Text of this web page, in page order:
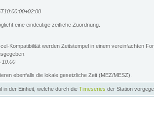
eine eindeutige zeitliche Zuordnung.
Kompatibilität werden Zeitstempel in einem vereinfachten
10:00
ebenfalls die lokale gesetzliche Zeit (MEZ/MESZ).
in der Einheit, welche durch die Timeseries der Station